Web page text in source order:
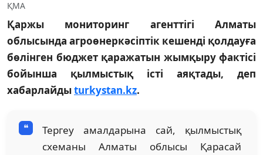
ҚМА
Қаржы мониторинг агенттігі Алматы
облысында агроөнеркәсіптік кешенді қолдауға
бөлінген бюджет қаражатын жымқыру фактісі
бойынша қылмыстық істі аяқтады, деп
хабарлайдыturkystan.kz.
Тергеу амалдарына сай, қылмыстық
схеманы Алматы облысы Қарасай